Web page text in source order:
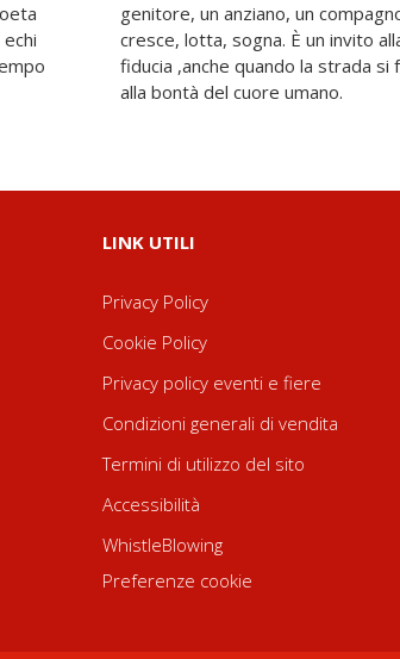
chi
alla
e
alla bontà del cuore umano.
LINK UTILI
Privacy Policy
Cookie Policy
Privacy policy eventi e fiere
Condizioni generali di vendita
Termini di utilizzo del sito
Accessibilità
WhistleBlowing
Preferenze cookie